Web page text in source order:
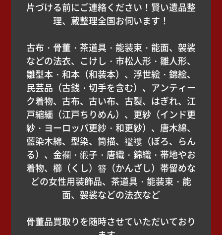
片づける前にご連絡ください！賢い遺品整
理、蔵整理全国お伺います！
古布・骨董・茶道具・能装束・能面、袈裟
などの法衣、こけし・市松人形・雛人形、
雛型本・和本（和装本）、浮世絵・錦絵、
民芸品（古銭・切手を含む）、アンティー
ク着物、古布、古い布、古裂、はぎれ、江
戸縮緬（江戸ちりめん）、更紗（インド更
紗・ヨーロッパ更紗・和更紗）、唐木綿、
藍染木綿、型染、筒描、襤褸（ぼろ、らん
る）、金襴・緞子・唐織・錦織・帯地やお
着物、櫛（くし）簪（かんざし）帯留めな
どの女性用装飾品、茶道具・能装束・能
面、袈裟などの法衣など
骨董品買取りを随時させていただいており